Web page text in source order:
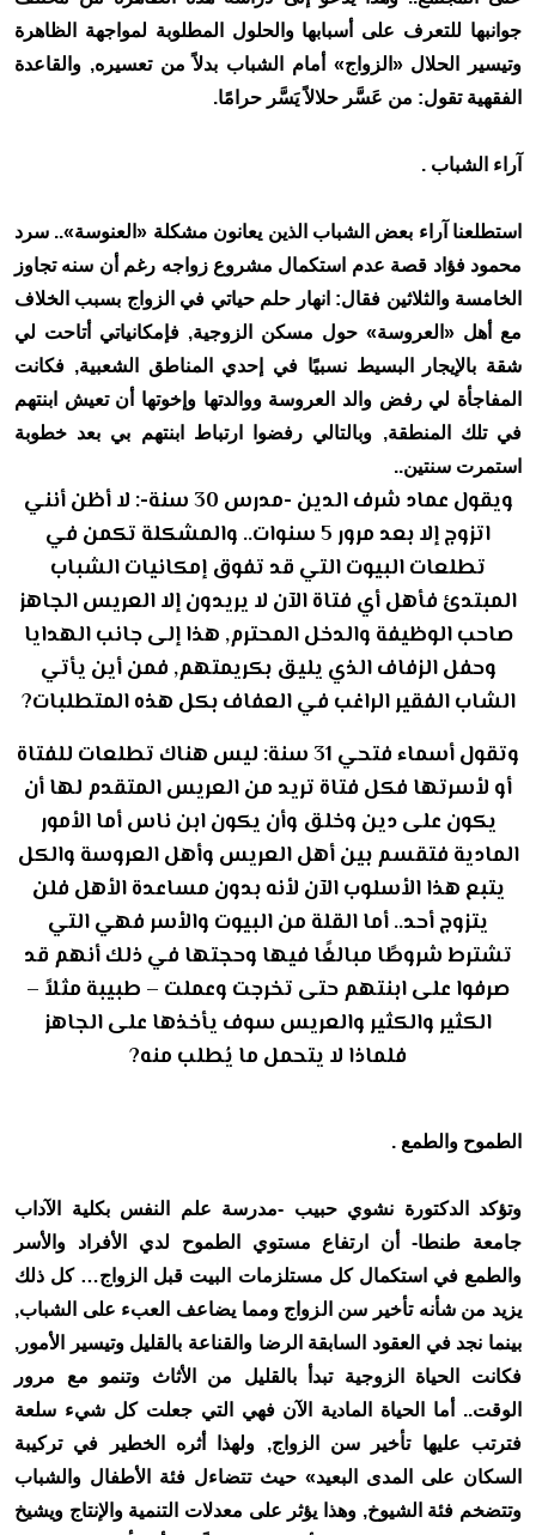
جوانبها للتعرف على أسبابها والحلول المطلوبة لمواجهة الظاهرة
وتيسير الحلال «الزواج» أمام الشباب بدلاً من تعسيره, والقاعدة
الفقهية تقول: من عَسَّر حلالاً يَسَّر حرامًا.
آراء الشباب .
استطلعنا آراء بعض الشباب الذين يعانون مشكلة «العنوسة».. سرد
محمود فؤاد قصة عدم استكمال مشروع زواجه رغم أن سنه تجاوز
الخامسة والثلاثين فقال: انهار حلم حياتي في الزواج بسبب الخلاف
مع أهل «العروسة» حول مسكن الزوجية, فإمكانياتي أتاحت لي
شقة بالإيجار البسيط نسبيًا في إحدي المناطق الشعبية, فكانت
المفاجأة لي رفض والد العروسة ووالدتها وإخوتها أن تعيش ابنتهم
في تلك المنطقة, وبالتالي رفضوا ارتباط ابنتهم بي بعد خطوبة
استمرت سنتين..
ويقول عماد شرف الدين -مدرس 30 سنة-: لا أظن أنني
اتزوج إلا بعد مرور 5 سنوات.. والمشكلة تكمن في
تطلعات البيوت التي قد تفوق إمكانيات الشباب
المبتدئ فأهل أي فتاة الآن لا يريدون إلا العريس الجاهز
صاحب الوظيفة والدخل المحترم, هذا إلى جانب الهدايا
وحفل الزفاف الذي يليق بكريمتهم, فمن أين يأتي
الشاب الفقير الراغب في العفاف بكل هذه المتطلبات?
وتقول أسماء فتحي 31 سنة: ليس هناك تطلعات للفتاة
أو لأسرتها فكل فتاة تريد من العريس المتقدم لها أن
يكون على دين وخلق وأن يكون ابن ناس أما الأمور
المادية فتقسم بين أهل العريس وأهل العروسة والكل
يتبع هذا الأسلوب الآن لأنه بدون مساعدة الأهل فلن
يتزوج أحد.. أما القلة من البيوت والأسر فهي التي
تشترط شروطًا مبالغًا فيها وحجتها في ذلك أنهم قد
صرفوا على ابنتهم حتى تخرجت وعملت – طبيبة مثلاً –
الكثير والكثير والعريس سوف يأخذها على الجاهز
فلماذا لا يتحمل ما يُطلب منه?
الطموح والطمع .
وتؤكد الدكتورة نشوي حبيب -مدرسة علم النفس بكلية الآداب
جامعة طنطا- أن ارتفاع مستوي الطموح لدي الأفراد والأسر
والطمع في استكمال كل مستلزمات البيت قبل الزواج… كل ذلك
يزيد من شأنه تأخير سن الزواج ومما يضاعف العبء على الشباب,
بينما نجد في العقود السابقة الرضا والقناعة بالقليل وتيسير الأمور,
فكانت الحياة الزوجية تبدأ بالقليل من الأثاث وتنمو مع مرور
الوقت.. أما الحياة المادية الآن فهي التي جعلت كل شيء سلعة
فترتب عليها تأخير سن الزواج, ولهذا أثره الخطير في تركيبة
السكان على المدى البعيد» حيث تتضاءل فئة الأطفال والشباب
وتتضخم فئة الشيوخ, وهذا يؤثر على معدلات التنمية والإنتاج ويشيخ